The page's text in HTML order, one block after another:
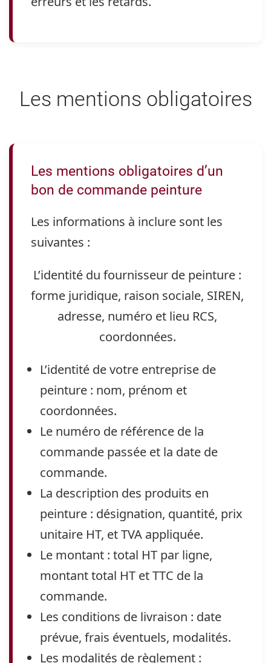
Les mentions obligatoires
Les mentions obligatoires d’un
bon de commande peinture
Les informations à inclure sont les
suivantes :
L’identité du fournisseur de peinture :
forme juridique, raison sociale, SIREN,
adresse, numéro et lieu RCS,
coordonnées.
L’identité de votre entreprise de
peinture : nom, prénom et
coordonnées.
Le numéro de référence de la
commande passée et la date de
commande.
La description des produits en
peinture : désignation, quantité, prix
unitaire HT, et TVA appliquée.
Le montant : total HT par ligne,
montant total HT et TTC de la
commande.
Les conditions de livraison : date
prévue, frais éventuels, modalités.
Les modalités de règlement :